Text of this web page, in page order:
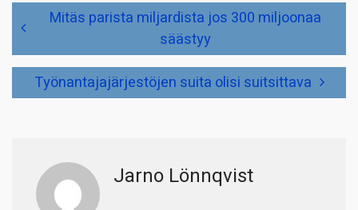
Artikkelien
selaus
Mitäs parista miljardista jos 300 miljoonaa
säästyy
Työnantajajärjestöjen suita olisi suitsittava
Jarno Lönnqvist